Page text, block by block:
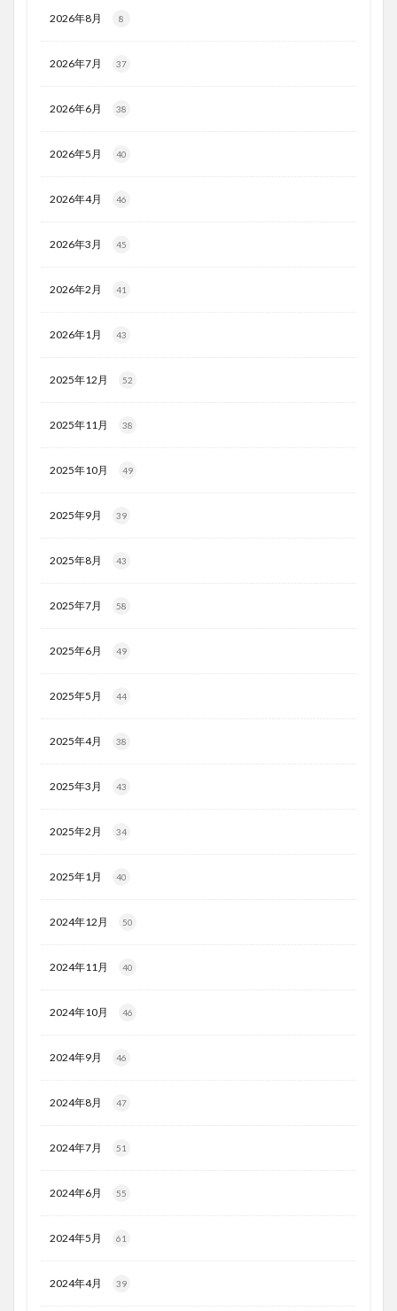
2026年8月 8
2026年7月 37
2026年6月 38
2026年5月 40
2026年4月 46
2026年3月 45
2026年2月 41
2026年1月 43
2025年12月 52
2025年11月 38
2025年10月 49
2025年9月 39
2025年8月 43
2025年7月 58
2025年6月 49
2025年5月 44
2025年4月 38
2025年3月 43
2025年2月 34
2025年1月 40
2024年12月 50
2024年11月 40
2024年10月 46
2024年9月 46
2024年8月 47
2024年7月 51
2024年6月 55
2024年5月 61
2024年4月 39